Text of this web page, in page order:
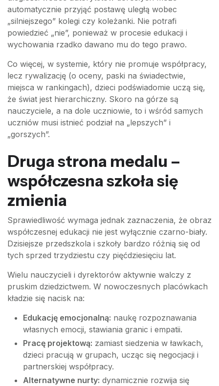
automatycznie przyjąć postawę uległą wobec
„silniejszego” kolegi czy koleżanki. Nie potrafi
powiedzieć „nie”, ponieważ w procesie edukacji i
wychowania rzadko dawano mu do tego prawo.
Co więcej, w systemie, który nie promuje współpracy,
lecz rywalizację (o oceny, paski na świadectwie,
miejsca w rankingach), dzieci podświadomie uczą się,
że świat jest hierarchiczny. Skoro na górze są
nauczyciele, a na dole uczniowie, to i wśród samych
uczniów musi istnieć podział na „lepszych” i
„gorszych”.
Druga strona medalu –
współczesna szkoła się
zmienia
Sprawiedliwość wymaga jednak zaznaczenia, że obraz
współczesnej edukacji nie jest wyłącznie czarno-biały.
Dzisiejsze przedszkola i szkoły bardzo różnią się od
tych sprzed trzydziestu czy pięćdziesięciu lat.
Wielu nauczycieli i dyrektorów aktywnie walczy z
pruskim dziedzictwem. W nowoczesnych placówkach
kładzie się nacisk na:
Edukację emocjonalną: naukę rozpoznawania
własnych emocji, stawiania granic i empatii.
Pracę projektową: zamiast siedzenia w ławkach,
dzieci pracują w grupach, ucząc się negocjacji i
partnerskiej współpracy.
Alternatywne nurty: dynamicznie rozwija się